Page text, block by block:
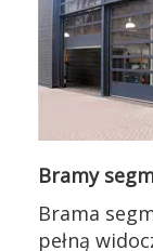
Bramy
Brama
pełną